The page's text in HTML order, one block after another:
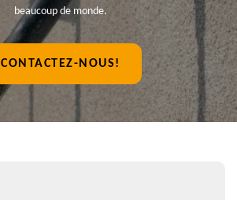
beaucoup de monde.
CONTACTEZ-NOUS!